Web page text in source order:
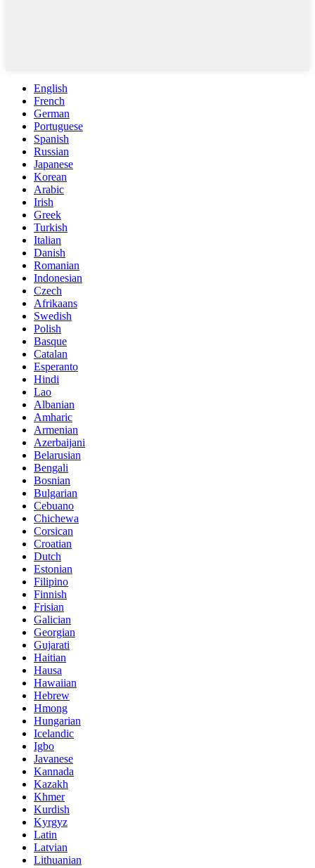
English
French
German
Portuguese
Spanish
Russian
Japanese
Korean
Arabic
Irish
Greek
Turkish
Italian
Danish
Romanian
Indonesian
Czech
Afrikaans
Swedish
Polish
Basque
Catalan
Esperanto
Hindi
Lao
Albanian
Amharic
Armenian
Azerbaijani
Belarusian
Bengali
Bosnian
Bulgarian
Cebuano
Chichewa
Corsican
Croatian
Dutch
Estonian
Filipino
Finnish
Frisian
Galician
Georgian
Gujarati
Haitian
Hausa
Hawaiian
Hebrew
Hmong
Hungarian
Icelandic
Igbo
Javanese
Kannada
Kazakh
Khmer
Kurdish
Kyrgyz
Latin
Latvian
Lithuanian